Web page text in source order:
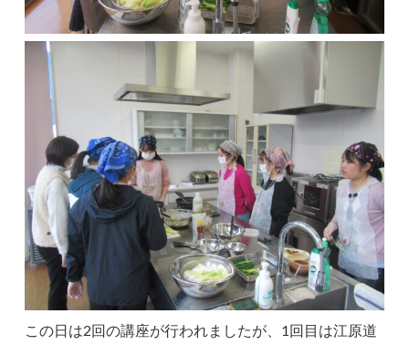
この日は2回の講座が行われましたが、1回目は江原道